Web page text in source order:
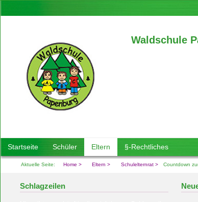
Waldschule
Startseite Schüler Eltern §-Rechtliches
Aktuelle Seite: Home Eltern Schulelternrat Countdown
Schlagzeilen